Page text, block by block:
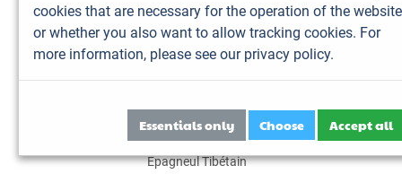
Epagneul Breton
Epagneul Français
Epagneul Japonais
Epagneul Nain Continental Phalène
Epagneul Pékinois
Epagneul Tibétain
cookies that are necessary for the operation of the website
or whether you also want to allow tracking cookies. For
more information, please see our privacy policy.
Essentials only Choose Accept all